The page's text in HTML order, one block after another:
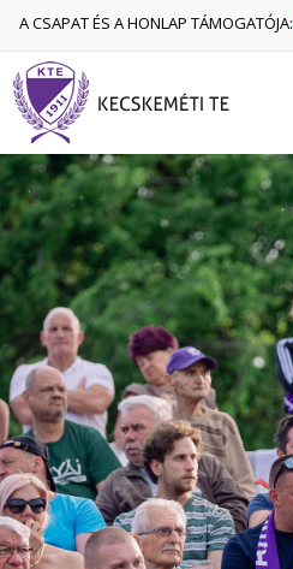
A CSAPAT ÉS A HONLAP TÁMOGATÓJA: